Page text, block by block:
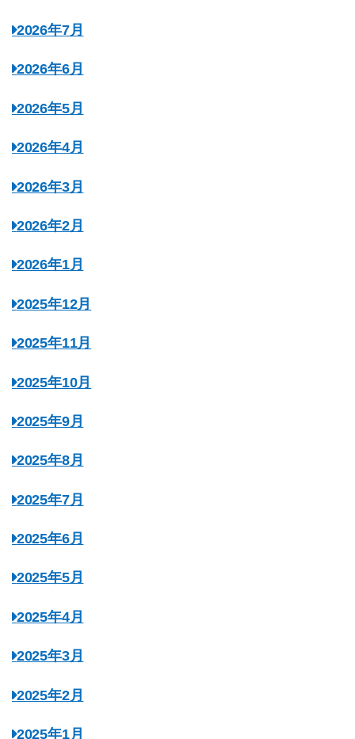
2026年7月
2026年6月
2026年5月
2026年4月
2026年3月
2026年2月
2026年1月
2025年12月
2025年11月
2025年10月
2025年9月
2025年8月
2025年7月
2025年6月
2025年5月
2025年4月
2025年3月
2025年2月
2025年1月